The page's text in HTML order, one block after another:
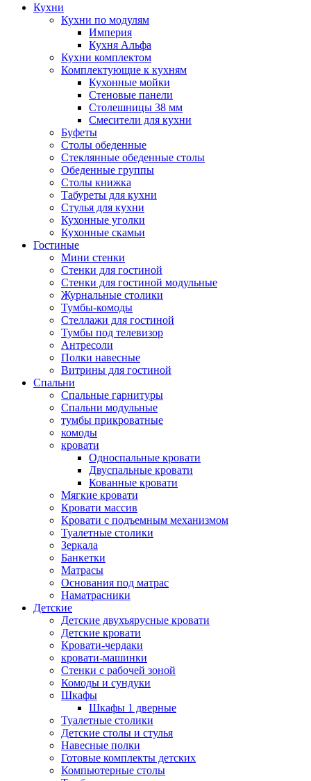
Кухни
Кухни по модулям
Империя
Кухня Альфа
Кухни комплектом
Комплектующие к кухням
Кухонные мойки
Стеновые панели
Столешницы 38 мм
Смесители для кухни
Буфеты
Столы обеденные
Стеклянные обеденные столы
Обеденные группы
Столы книжка
Табуреты для кухни
Стулья для кухни
Кухонные уголки
Кухонные скамьи
Гостиные
Мини стенки
Стенки для гостиной
Стенки для гостиной модульные
Журнальные столики
Тумбы-комоды
Стеллажи для гостиной
Тумбы под телевизор
Антресоли
Полки навесные
Витрины для гостиной
Спальни
Спальные гарнитуры
Спальни модульные
тумбы прикроватные
комоды
кровати
Односпальные кровати
Двуспальные кровати
Кованные кровати
Мягкие кровати
Кровати массив
Кровати с подъемным механизмом
Туалетные столики
Зеркала
Банкетки
Матрасы
Основания под матрас
Наматрасники
Детские
Детские двухъярусные кровати
Детские кровати
Кровати-чердаки
кровати-машинки
Стенки с рабочей зоной
Комоды и сундуки
Шкафы
Шкафы 1 дверные
Туалетные столики
Детские столы и стулья
Навесные полки
Готовые комплекты детских
Компьютерные столы